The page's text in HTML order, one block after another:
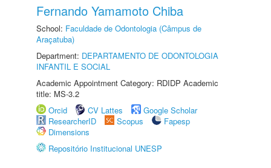
Fernando Yamamoto Chiba
School: Faculdade de Odontologia (Câmpus de
Araçatuba)
Department: DEPARTAMENTO DE ODONTOLOGIA
INFANTIL E SOCIAL
Academic Appointment Category: RDIDP Academic
title: MS-3.2
Orcid
CV Lattes
Google Scholar
ResearcherID
Scopus
Fapesp
Dimensions
Repositório Institucional UNESP